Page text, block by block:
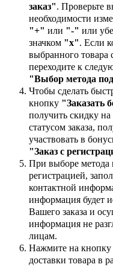
заказ". Проверьте
необходимости
"+" или "-" или
значком "х". Если
выбранного товара
переходите к
"Выбор метода
Чтобы сделать
кнопку "Заказать
получить скидку на
статусом заказа,
участвовать в
"Заказ с
При выборе метода
регистрацией,
контактной
информация будет
Вашего заказа и
информация не
лицам.
Нажмите на кнопку
доставки товара в